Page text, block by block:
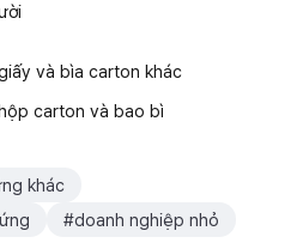
và bìa carton khác
carton và bao bì
khác
#doanh nghiệp nhỏ